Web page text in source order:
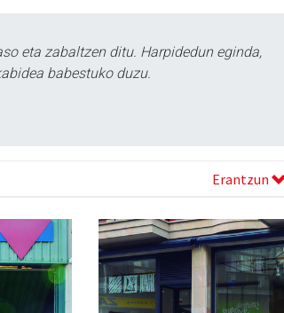
eta zabaltzen ditu. Harpidedun eginda,
babestuko duzu.
Erantzun